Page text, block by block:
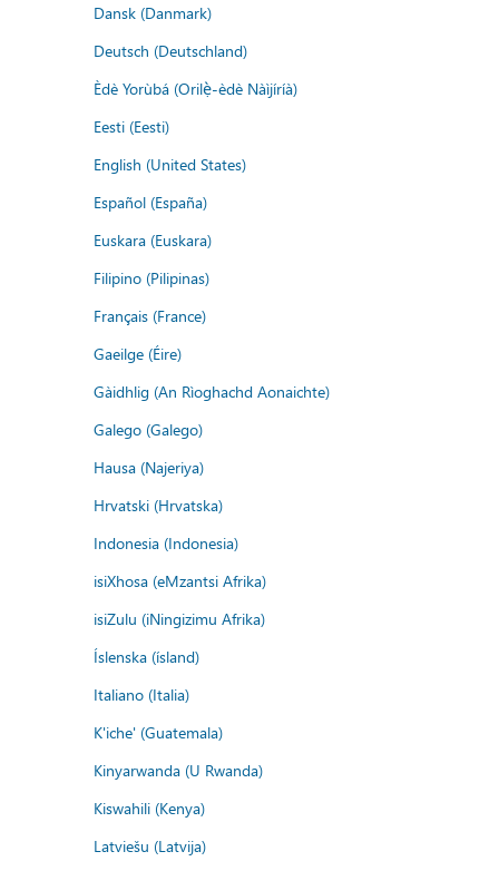
Dansk (Danmark)
Deutsch (Deutschland)
Èdè Yorùbá (Orilẹ̀-èdè Nàìjíríà)
Eesti (Eesti)
English (United States)
Español (España)
Euskara (Euskara)
Filipino (Pilipinas)
Français (France)
Gaeilge (Éire)
Gàidhlig (An Rìoghachd Aonaichte)
Galego (Galego)
Hausa (Najeriya)
Hrvatski (Hrvatska)
Indonesia (Indonesia)
isiXhosa (eMzantsi Afrika)
isiZulu (iNingizimu Afrika)
Íslenska (ísland)
Italiano (Italia)
K'iche' (Guatemala)
Kinyarwanda (U Rwanda)
Kiswahili (Kenya)
Latviešu (Latvija)